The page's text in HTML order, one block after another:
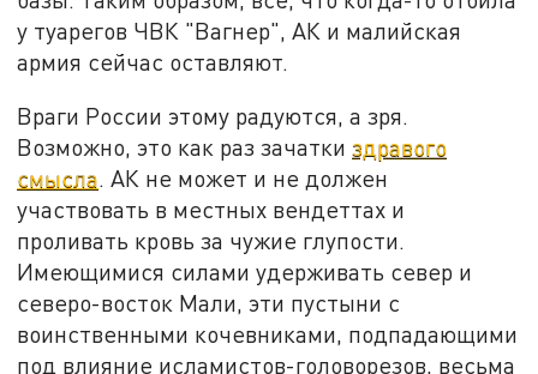
у туарегов ЧВК "Вагнер", АК и малийская
армия сейчас оставляют.
Враги России этому радуются, а зря.
Возможно, это как раз зачаткиздравого
смысла. АК не может и не должен
участвовать в местных вендеттах и
проливать кровь за чужие глупости.
Имеющимися силами удерживать север и
северо-восток Мали, эти пустыни с
воинственными кочевниками, подпадающими
под влияние исламистов-головорезов, весьма